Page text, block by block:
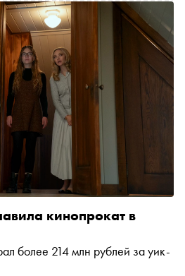
с «пропащим дураком»
кинопрокат в
более 214 млн рублей за уик-